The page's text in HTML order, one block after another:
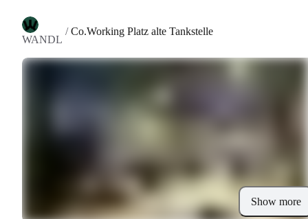
WANDL
/Co.Working Platz alte Tankstelle
Show more